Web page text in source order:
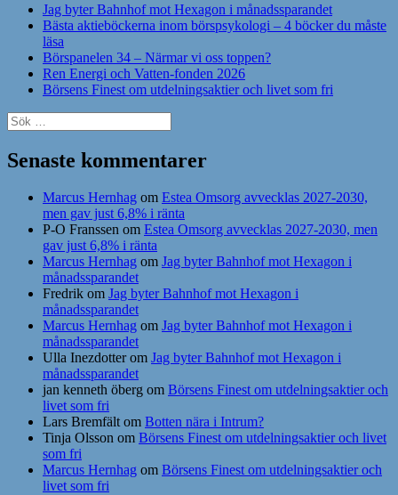
Jag byter Bahnhof mot Hexagon i månadssparandet
Bästa aktieböckerna inom börspsykologi – 4 böcker du måste
läsa
Börspanelen 34 – Närmar vi oss toppen?
Ren Energi och Vatten-fonden 2026
Börsens Finest om utdelningsaktier och livet som fri
Sök
efter:
Senaste kommentarer
Marcus Hernhag om Estea Omsorg avvecklas 2027-2030,
men gav just 6,8% i ränta
P-O Franssen om Estea Omsorg avvecklas 2027-2030, men
gav just 6,8% i ränta
Marcus Hernhag om Jag byter Bahnhof mot Hexagon i
månadssparandet
Fredrik om Jag byter Bahnhof mot Hexagon i
månadssparandet
Marcus Hernhag om Jag byter Bahnhof mot Hexagon i
månadssparandet
Ulla Inezdotterom Jag byter Bahnhof mot Hexagon i
månadssparandet
jan kenneth öberg om Börsens Finest om utdelningsaktier och
livet som fri
Lars Bremfältom Botten nära i Intrum?
Tinja Olsson om Börsens Finest om utdelningsaktier och livet
som fri
Marcus Hernhag om Börsens Finest om utdelningsaktier och
livet som fri